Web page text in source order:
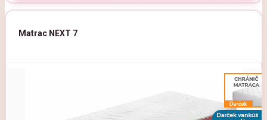
Matrac NEXT 7